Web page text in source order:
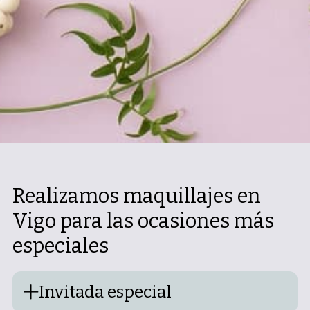
Realizamos maquillajes en
Vigo para las ocasiones más
especiales
Invitada especial